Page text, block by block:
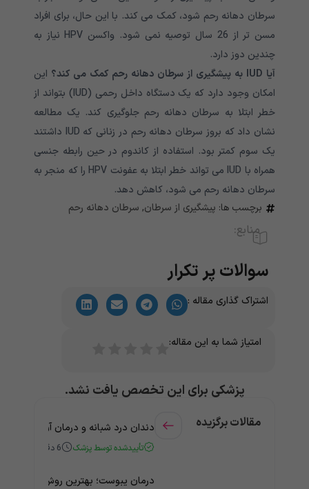
سرطان دهانه رحم شود، کمک می کند. با این حال، برای افراد
مسن تر از 26 سال توصیه نمی شود. واکسن HPV نیاز به
چندین دوز دارد.
آیا IUD به پیشگیری از سرطان دهانه رحم کمک می کند؟
این
امکان وجود دارد که یک دستگاه داخل رحمی (IUD) بتواند از
خطر ابتلا به سرطان دهانه رحم جلوگیری کند. یک مطالعه
نشان داد که بروز سرطان دهانه رحم در زنانی که IUD داشتند
یک سوم کمتر بود. استفاده از کاندوم در حین رابطه جنسی
همراه با IUD می تواند خطر ابتلا به عفونت HPV را که منجر به
سرطان دهانه رحم می شود، کاهش دهد.
برچسب ها: پیشگیری از سرطان, سرطان دهانه رحم
منابع:
سوالات پر تکرار
اشتراک گذاری مقاله :
امتیاز شما به این مقاله:
پزشکی برای این تخصص یافت نشد.
مقالات برگزیده دندان درد شبانه و درمان آن +
تأییدشده توسط پزشک 6 دقیقه
درمان یبوست؛ بهترین روش‌های